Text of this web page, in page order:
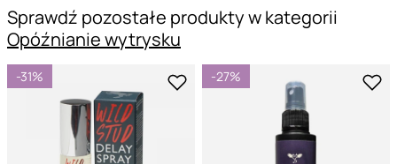
Sprawdź pozostałe produkty w kategorii
Opóźnianie wytrysku
-31% -27%